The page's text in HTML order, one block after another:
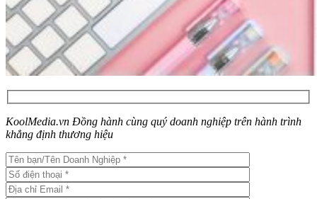
KoolMedia.vn Đồng hành cùng quý doanh nghiệp trên hành trình
khẳng định thương hiệu